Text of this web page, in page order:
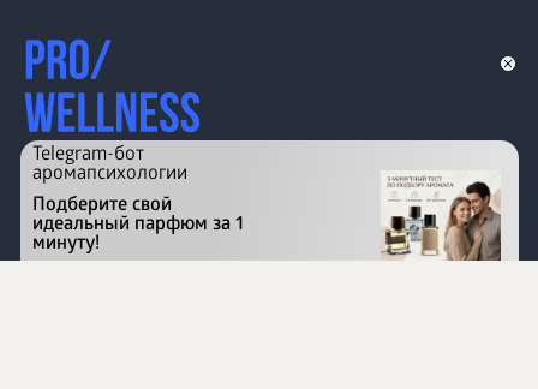
Перейти на сайт
Telegram-бот
аромапсихологии
Подберите свой
идеальный парфюм за 1
минуту!